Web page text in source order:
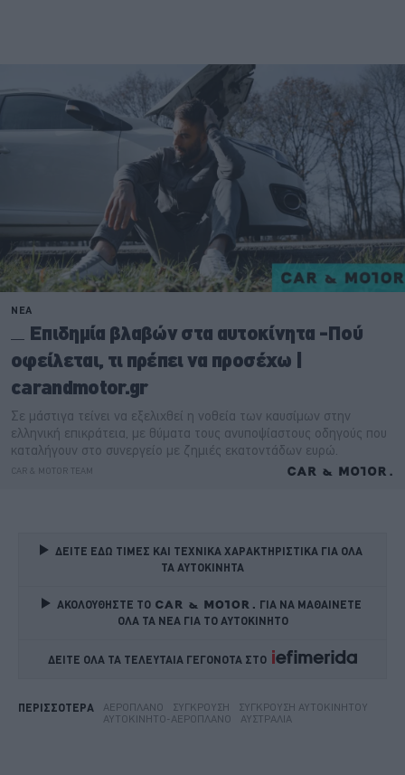
ΔΕΙΤΕ ΕΔΩ ΤΙΜΕΣ ΚΑΙ ΤΕΧΝΙΚΑ ΧΑΡΑΚΤΗΡΙΣΤΙΚΑ ΓΙΑ ΟΛΑ
ΤΑ ΑΥΤΟΚΙΝΗΤΑ
ΑΚΟΛΟΥΘΗΣΤΕ ΤΟ
ΓΙΑ ΝΑ ΜΑΘΑΙΝΕΤΕ
ΟΛΑ ΤΑ ΝΕΑ ΓΙΑ ΤΟ ΑΥΤΟΚΙΝΗΤΟ
ΔΕΙΤΕ ΟΛΑ ΤΑ ΤΕΛΕΥΤΑΙΑ ΓΕΓΟΝΟΤΑ ΣΤΟ
ΠΕΡΙΣΣΟΤΕΡΑ ΑΕΡΟΠΛΆΝΟ ΣΎΓΚΡΟΥΣΗ
ΣΎΓΚΡΟΥΣΗ ΑΥΤΟΚΙΝΉΤΟΥ
ΑΥΤΟΚΊΝΗΤΟ-ΑΕΡΟΠΛΆΝΟ
ΑΥΣΤΡΑΛΊΑ